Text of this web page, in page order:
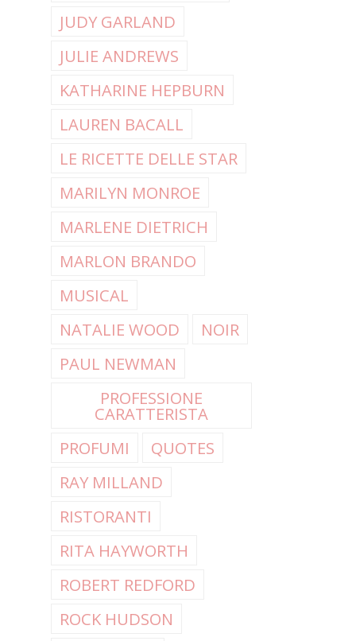
JUDY GARLAND
JULIE ANDREWS
KATHARINE HEPBURN
LAUREN BACALL
LE RICETTE DELLE STAR
MARILYN MONROE
MARLENE DIETRICH
MARLON BRANDO
MUSICAL
NATALIE WOOD
NOIR
PAUL NEWMAN
PROFESSIONE
CARATTERISTA
PROFUMI
QUOTES
RAY MILLAND
RISTORANTI
RITA HAYWORTH
ROBERT REDFORD
ROCK HUDSON